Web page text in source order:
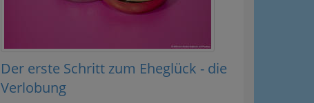
Der erste Schritt zum Eheglück - die
Verlobung